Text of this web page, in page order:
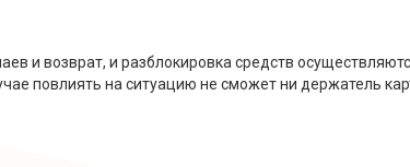
и возврат, и разблокировка средств
повлиять на ситуацию не сможет ни держатель